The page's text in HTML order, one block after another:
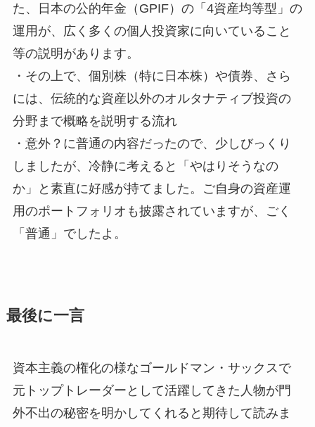
た、日本の公的年金（GPIF）の「4資産均等型」の
運用が、広く多くの個人投資家に向いていること
等の説明があります。
・その上で、個別株（特に日本株）や債券、さら
には、伝統的な資産以外のオルタナティブ投資の
分野まで概略を説明する流れ
・意外？に普通の内容だったので、少しびっくり
しましたが、冷静に考えると「やはりそうなの
か」と素直に好感が持てました。ご自身の資産運
用のポートフォリオも披露されていますが、ごく
「普通」でしたよ。
最後に一言
資本主義の権化の様なゴールドマン・サックスで
元トップトレーダーとして活躍してきた人物が門
外不出の秘密を明かしてくれると期待して読みま